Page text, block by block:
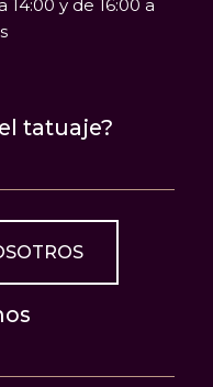
14:00 y de 16:00 a
tatuaje?